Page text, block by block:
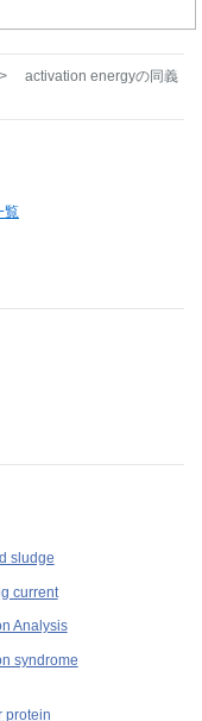
> activation energyの同義
覧
sludge
current
Analysis
syndrome
protein